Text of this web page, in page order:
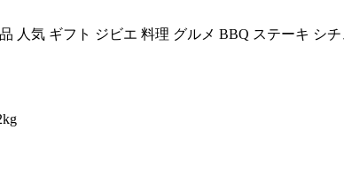
人気 ギフト ジビエ 料理 グルメ BBQ ステーキ シ